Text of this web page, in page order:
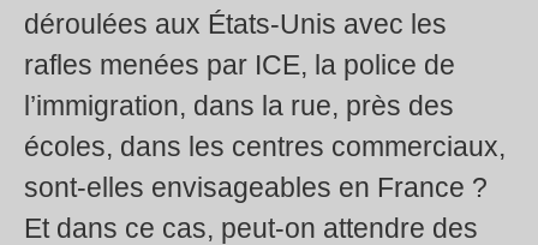
déroulées aux États-Unis avec les
rafles menées par ICE, la police de
l’immigration, dans la rue, près des
écoles, dans les centres commerciaux,
sont-elles envisageables en France ?
Et dans ce cas, peut-on attendre des